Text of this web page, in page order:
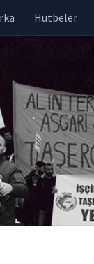
Hutbeler